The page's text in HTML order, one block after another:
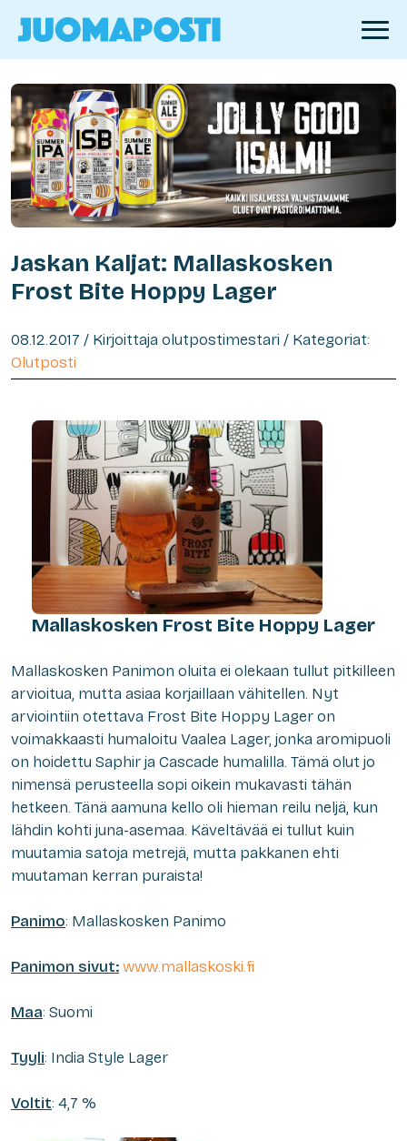
Jaskan Kaljat: Mallaskosken
Frost Bite Hoppy Lager
08.12.2017 / Kirjoittaja olutpostimestari / Kategoriat:
Olutposti
Mallaskosken Frost Bite Hoppy Lager
Mallaskosken Panimon oluita ei olekaan tullut pitkilleen
arvioitua, mutta asiaa korjaillaan vähitellen. Nyt
arviointiin otettava Frost Bite Hoppy Lager on
voimakkaasti humaloitu Vaalea Lager, jonka aromipuoli
on hoidettu Saphir ja Cascade humalilla. Tämä olut jo
nimensä perusteella sopi oikein mukavasti tähän
hetkeen. Tänä aamuna kello oli hieman reilu neljä, kun
lähdin kohti juna-asemaa. Käveltävää ei tullut kuin
muutamia satoja metrejä, mutta pakkanen ehti
muutaman kerran puraista!
Panimo: Mallaskosken Panimo
Panimon sivut:www.mallaskoski.fi
Maa: Suomi
Tyyli: India Style Lager
Voltit: 4,7 %